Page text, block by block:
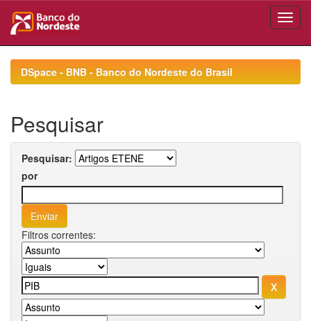
navigationDSpace - BNB - Banco do Nordeste do Brasil
Pesquisar
Pesquisar:
por
Filtros correntes: